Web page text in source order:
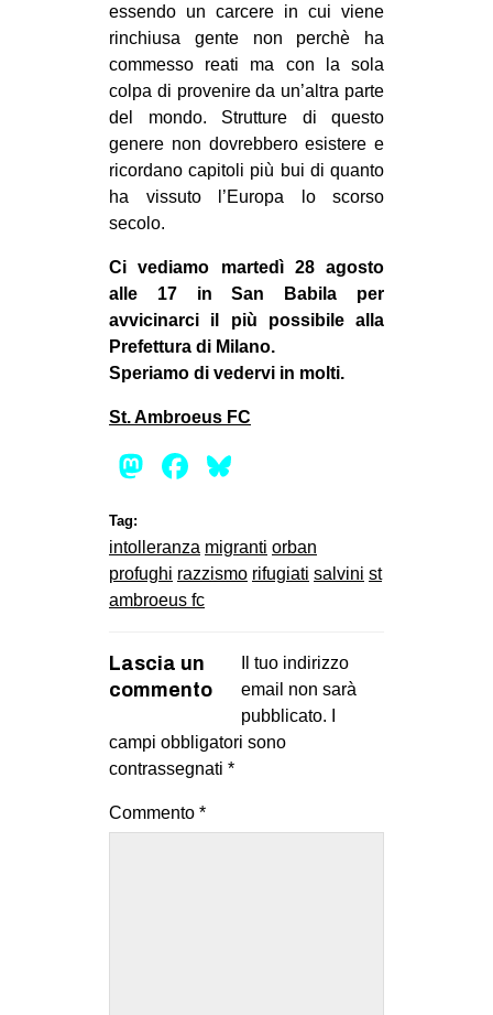
essendo un carcere in cui viene
rinchiusa gente non perchè ha
commesso reati ma con la sola
colpa di provenire da un’altra parte
del mondo. Strutture di questo
genere non dovrebbero esistere e
ricordano capitoli più bui di quanto
ha vissuto l’Europa lo scorso
secolo.
Ci vediamo martedì 28 agosto
alle 17 in San Babila per
avvicinarci il più possibile alla
Prefettura di Milano.
Speriamo di vedervi in molti.
St. Ambroeus FC
Mastodon
Facebook
Tag:
intolleranza migranti orban
profughi razzismo rifugiati salvini st
ambroeus fc
Lascia un
commento
Il tuo indirizzo
email non sarà
pubblicato.
campi obbligatori sono
contrassegnati *
Commento *